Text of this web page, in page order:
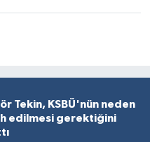
Tekin, KSBÜ'nün neden
edilmesi gerektiğini